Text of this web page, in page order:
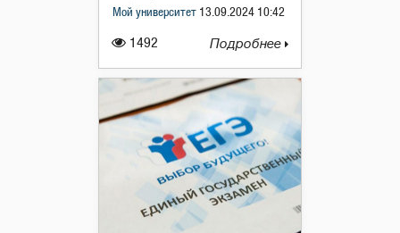
1492
Мой университет 13.09.2024 10:42
Подробнее